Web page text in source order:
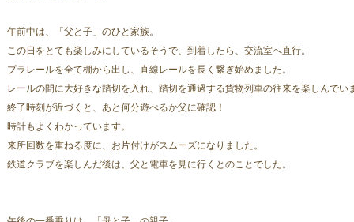
午前中は、「父と子」のひと家族。
この日をとても楽しみにしているそうで、到着したら、交流室へ直行。
プラレールを全て棚から出し、直線レールを長く繋ぎ始めました。
レールの間に大好きな踏切を入れ、踏切を通過する貨物列車の往来を楽しんでい
終了時刻が近づくと、あと何分遊べるか父に確認！
時計もよくわかっています。
来所回数を重ねる度に、お片付けがスムーズになりました。
鉄道クラブを楽しんだ後は、父と電車を見に行くとのことでした。